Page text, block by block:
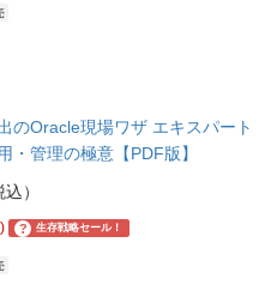
のOracle現場ワザ エキスパート
・管理の極意【PDF版】
）
? 生存戦略セール！